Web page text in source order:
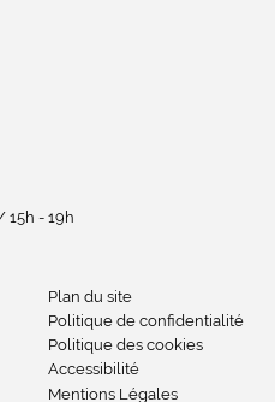
15h - 19h
Plan du site
Politique de confidentialité
Politique des cookies
Accessibilité
Mentions Légales